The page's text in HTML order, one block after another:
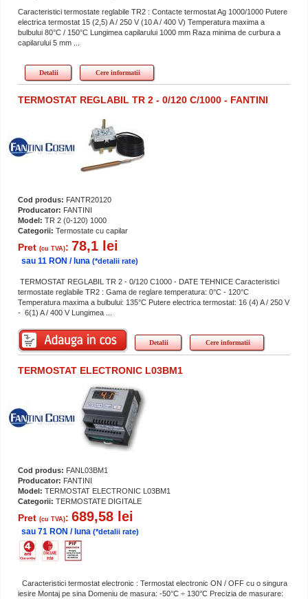
Caracteristici termostate reglabile TR2 : Contacte termostat Ag 1000/1000 Putere
electrica termostat 15 (2,5) A / 250 V (10 A / 400 V) Temperatura maxima a
bulbului 80°C / 150°C Lungimea capilarului 1000 mm Raza minima de curbura a
capilarului 5 mm ...
Detalii Cere informatii
TERMOSTAT REGLABIL TR 2 - 0/120 C/1000 - FANTINI
Cod produs: FANTR20120
Producator: FANTINI
Model: TR 2 (0-120) 1000
Categorii: Termostate cu capilar
Pret (cu TVA): 78,1 lei
sau 11 RON / luna (*detalii rate)
TERMOSTAT REGLABIL TR 2 - 0/120 C1000 - DATE TEHNICE Caracteristici
termostate reglabile TR2 : Gama de reglare temperatura: 0°C - 120°C
Temperatura maxima a bulbului: 135°C Putere electrica termostat: 16 (4) A / 250 V
- 6(1) A / 400 V Lungimea ...
Detalii Cere informatii
TERMOSTAT ELECTRONIC L03BM1
Cod produs: FANL03BM1
Producator: FANTINI
Model: TERMOSTAT ELECTRONIC L03BM1
Categorii: TERMOSTATE DIGITALE
Pret (cu TVA): 689,58 lei
sau 71 RON / luna (*detalii rate)
Caracteristici termostat electronic : Termostat electronic ON / OFF cu o singura
iesire Montaj pe sina Domeniu de masura: -50°C ÷ 130°C Precizia de masurare: